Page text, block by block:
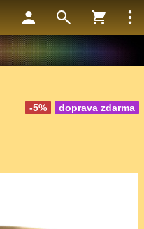
doprava zdarma
-5%